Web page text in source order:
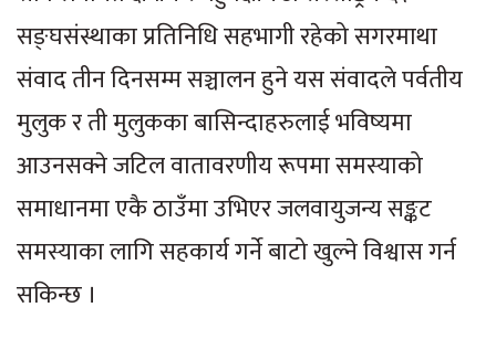
सङ्घसंस्थाका प्रतिनिधि सहभागी रहेको सगरमाथा
संवाद तीन दिनसम्म सञ्चालन हुने यस संवादले पर्वतीय
मुलुक र ती मुलुकका बासिन्दाहरुलाई भविष्यमा
आउनसक्ने जटिल वातावरणीय रूपमा समस्याको
समाधानमा एकै ठाउँमा उभिएर जलवायुजन्य सङ्कट
समस्याका लागि सहकार्य गर्ने बाटो खुल्ने विश्वास गर्न
सकिन्छ ।